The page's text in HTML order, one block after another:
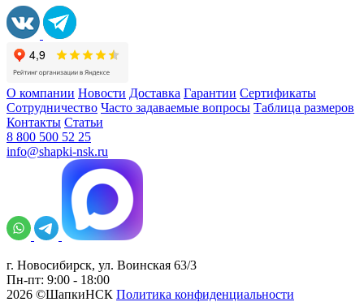
О компании Новости Доставка Гарантии Сертификаты
Сотрудничество Часто задаваемые вопросы Таблица размеров
Контакты Статьи
8 800 500 52 25
info@shapki-nsk.ru
г. Новосибирск, ул. Воинская 63/3
Пн-пт: 9:00 - 18:00
2026 ©ШапкиНСК Политика конфиденциальности